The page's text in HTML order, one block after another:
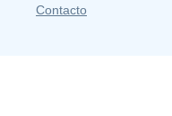
Contacto